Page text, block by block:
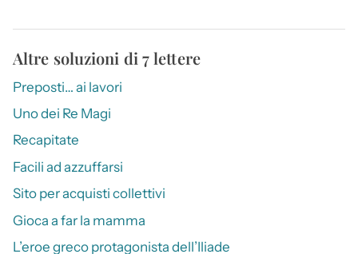
Altre soluzioni di 7 lettere
Preposti… ai lavori
Uno dei Re Magi
Recapitate
Facili ad azzuffarsi
Sito per acquisti collettivi
Gioca a far la mamma
L’eroe greco protagonista dell’Iliade